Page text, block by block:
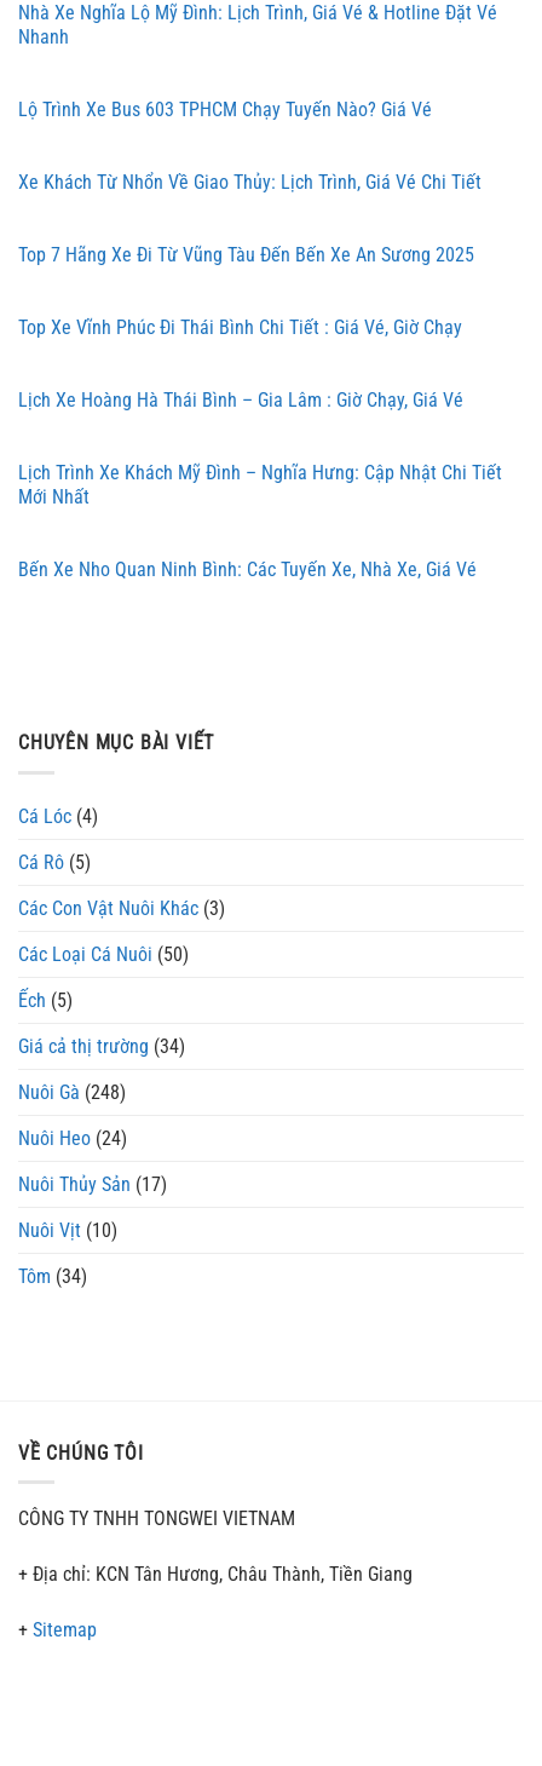
Nhà Xe Nghĩa Lộ Mỹ Đình: Lịch Trình, Giá Vé & Hotline Đặt Vé
Nhanh
Lộ Trình Xe Bus 603 TPHCM Chạy Tuyến Nào? Giá Vé
Xe Khách Từ Nhổn Về Giao Thủy: Lịch Trình, Giá Vé Chi Tiết
Top 7 Hãng Xe Đi Từ Vũng Tàu Đến Bến Xe An Sương 2025
Top Xe Vĩnh Phúc Đi Thái Bình Chi Tiết : Giá Vé, Giờ Chạy
Lịch Xe Hoàng Hà Thái Bình – Gia Lâm : Giờ Chạy, Giá Vé
Lịch Trình Xe Khách Mỹ Đình – Nghĩa Hưng: Cập Nhật Chi Tiết
Mới Nhất
Bến Xe Nho Quan Ninh Bình: Các Tuyến Xe, Nhà Xe, Giá Vé
CHUYÊN MỤC BÀI VIẾT
Cá Lóc (4)
Cá Rô (5)
Các Con Vật Nuôi Khác (3)
Các Loại Cá Nuôi (50)
Ếch (5)
Giá cả thị trường (34)
Nuôi Gà (248)
Nuôi Heo (24)
Nuôi Thủy Sản (17)
Nuôi Vịt (10)
Tôm (34)
VỀ CHÚNG TÔI
CÔNG TY TNHH TONGWEI VIETNAM
+ Địa chỉ: KCN Tân Hương, Châu Thành, Tiền Giang
+ Sitemap